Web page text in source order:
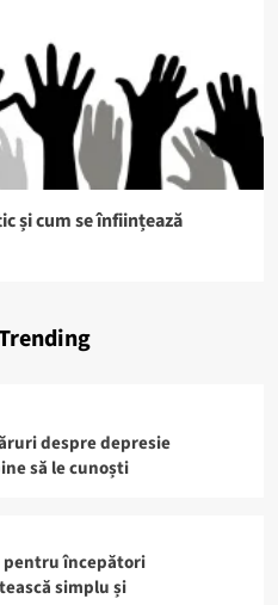
și cum se înființează
despre depresie
să le cunoști
pentru începători
simplu și